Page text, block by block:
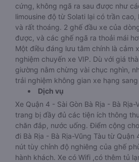
cứng, không ngã ra sau được như
limousine độ từ Solati lại có trần
và rất thoáng. 2 ghế đầu xe của
được, và các ghế ngã ra thoải mái
Một điều đáng lưu tâm chính là cảm
nghiệm chuyến xe VIP. Dù với giá
giường nằm chừng vài chục nghìn,
trải nghiệm không gian xe hạng
Dịch vụ
Xe Quận 4 - Sài Gòn Bà Rịa - Bà
trang bị đầy đủ các tiện ích thông
chăn đắp, nước uống. Điểm cộng
đi Bà Rịa - Bà Rịa-Vũng Tàu từ Quận
nút tùy chỉnh độ nghiêng của ghế
hành khách. Xe có Wifi ,có thêm tủ